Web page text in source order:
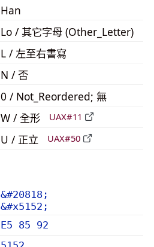
Han
Lo / 其它字母 (Other_Letter)
L / 左至右書寫
N / 否
0 / Not_Reordered; 無
W / 全形 UAX#11
U / 正立 UAX#50
&#20818;
&#x5152;
E5 85 92